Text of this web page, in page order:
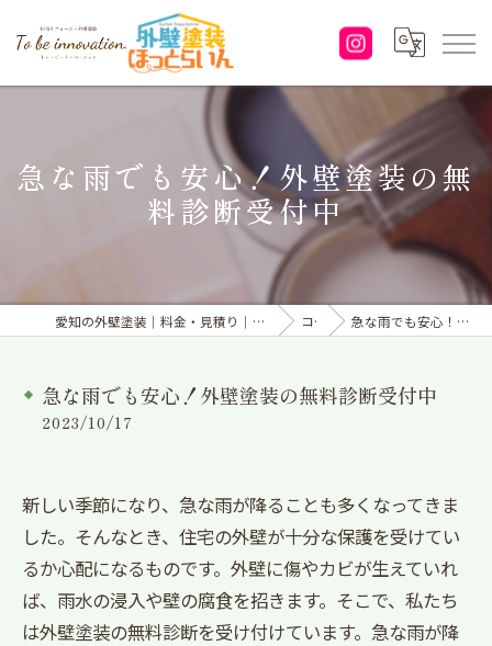
急な雨でも安心！外壁塗装の無
料診断受付中
愛知の外壁塗装｜料金・見積り｜塗り替えなら「株式会社To be innovation.」へ コラム 急な雨でも安心！外壁塗装の無料診断受付中
急な雨でも安心！外壁塗装の無料診断受付中
2023/10/17
新しい季節になり、急な雨が降ることも多くなってきま
した。そんなとき、住宅の外壁が十分な保護を受けてい
るか心配になるものです。外壁に傷やカビが生えていれ
ば、雨水の浸入や壁の腐食を招きます。そこで、私たち
は外壁塗装の無料診断を受け付けています。急な雨が降